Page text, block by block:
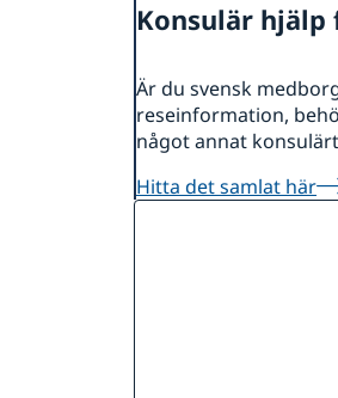
Kontoret för
Team Sweden i Korea
Svenska företag i
Anmäl handelshinder
Konsulär hjälp
Är du svensk
reseinformation,
något annat
Hitta det samlat här